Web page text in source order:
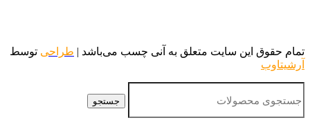
تمام حقوق این سایت متعلق به آنی چسب می‌باشد | طراحی توسط
آرشیتاوب
جستجو